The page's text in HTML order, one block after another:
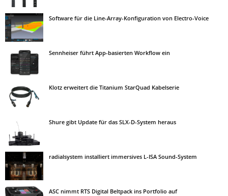
Software für die Line-Array-Konfiguration von Electro-Voice
Sennheiser führt App-basierten Workflow ein
Klotz erweitert die Titanium StarQuad Kabelserie
Shure gibt Update für das SLX-D-System heraus
radialsystem installiert immersives L-ISA Sound-System
ASC nimmt RTS Digital Beltpack ins Portfolio auf